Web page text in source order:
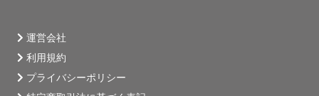
運営会社
利用規約
プライバシーポリシー